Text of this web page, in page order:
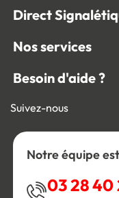
Direct
Nos services
Besoin d'aide ?
Suivez-nous
Notre équipe
03 28 40